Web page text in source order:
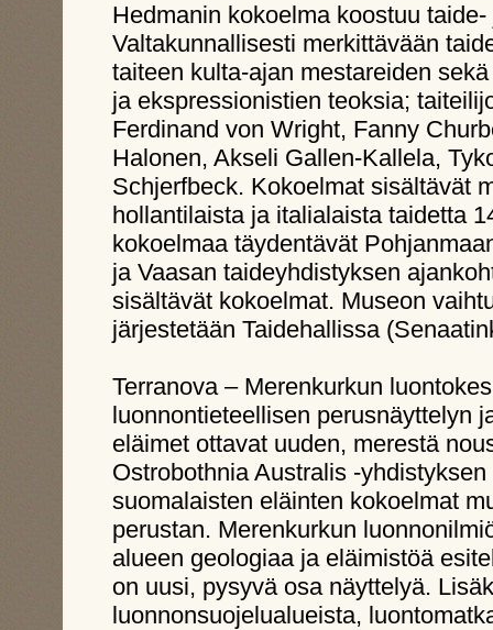
Hedmanin kokoelma koostuu
Valtakunnallisesti merkittävään
taiteen kulta-ajan mestareiden
ja ekspressionistien teoksia;
Ferdinand von Wright, Fanny
Halonen, Akseli Gallen-Kallela,
Schjerfbeck. Kokoelmat sisältävät
hollantilaista ja italialaista taidetta
kokoelmaa täydentävät
ja Vaasan taideyhdistyksen
sisältävät kokoelmat. Museon
järjestetään Taidehallissa
Terranova – Merenkurkun
luonnontieteellisen perusnäyttelyn
eläimet ottavat uuden, merestä
Ostrobothnia Australis -
suomalaisten eläinten kokoelmat
perustan. Merenkurkun
alueen geologiaa ja eläimistöä
on uusi, pysyvä osa näyttelyä.
luonnonsuojelualueista,